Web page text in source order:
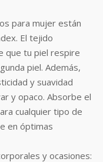
para mujer están
El tejido
que tu piel respire
piel. Además,
y suavidad
y opaco. Absorbe el
cualquier tipo de
en óptimas
y ocasiones: